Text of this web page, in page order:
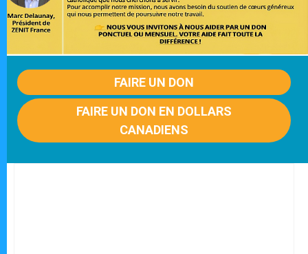
FAIRE UN DON
FAIRE UN DON EN DOLLARS
CANADIENS